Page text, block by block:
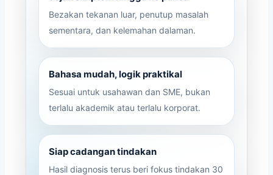
Bezakan tekanan luar, penutup masalah
sementara, dan kelemahan dalaman.
Bahasa mudah, logik praktikal
Sesuai untuk usahawan dan SME, bukan
terlalu akademik atau terlalu korporat.
Siap cadangan tindakan
Hasil diagnosis terus beri fokus tindakan 30